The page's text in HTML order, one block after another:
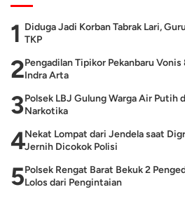
1 Diduga Jadi Korban Tabrak Lari,
TKP
2Pengadilan Tipikor Pekanbaru Vonis
Indra Arta
3Polsek LBJ Gulung Warga Air Putih
Narkotika
4Nekat Lompat dari Jendela saat
Jernih Dicokok Polisi
5Polsek Rengat Barat Bekuk 2
Lolos dari Pengintaian